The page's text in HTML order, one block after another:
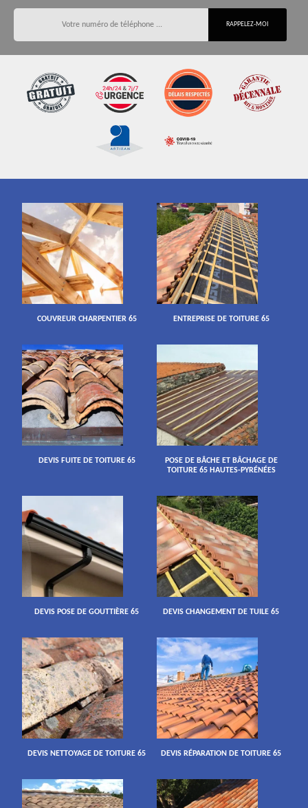
COUVREUR CHARPENTIER 65 ENTREPRISE DE TOITURE 65
DEVIS FUITE DE TOITURE 65
POSE DE BÂCHE ET BÂCHAGE DE
TOITURE 65 HAUTES-PYRÉNÉES
DEVIS POSE DE GOUTTIÈRE 65 DEVIS CHANGEMENT DE TUILE 65
DEVIS NETTOYAGE DE TOITURE 65 DEVIS RÉPARATION DE TOITURE 65